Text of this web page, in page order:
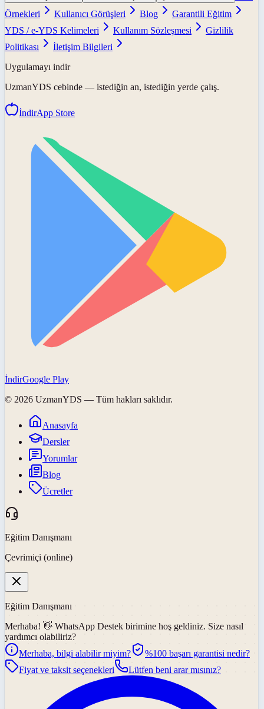
Örnekleri
Kullanıcı Görüşleri Blog
Garantili Eğitim
YDS / e-YDS Kelimeleri
Kullanım Sözleşmesi
Gizlilik
Politikası
İletişim Bilgileri
Uygulamayı indir
UzmanYDS cebinde — istediğin an, istediğin yerde çalış.
İndirApp Store
İndirGoogle Play
© 2026 UzmanYDS — Tüm hakları saklıdır.
Anasayfa
Dersler
Yorumlar
Blog
Ücretler
Eğitim Danışmanı
Çevrimiçi (online)
Eğitim Danışmanı
Merhaba! 👋 WhatsApp Destek birimine hoş geldiniz. Size nasıl
yardımcı olabiliriz?
Merhaba, bilgi alabilir miyim?
%100 başarı garantisi nedir?
Fiyat ve taksit seçenekleri
Lütfen beni arar mısınız?